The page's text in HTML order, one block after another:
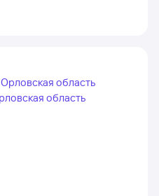
область
область